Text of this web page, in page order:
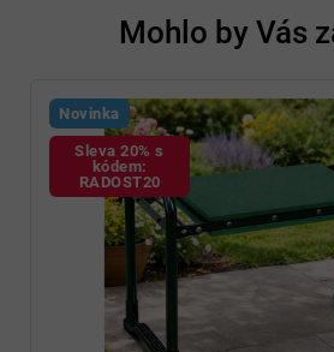
Mohlo by Vás
Novinka
Sleva 20% s
kódem:
RADOST20